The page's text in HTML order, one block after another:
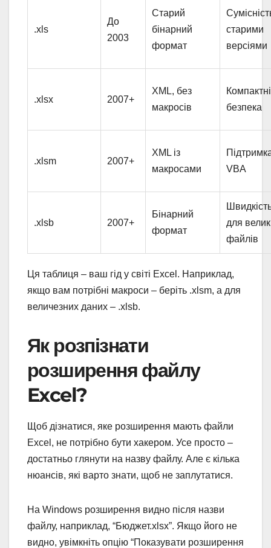
.xls
До
2003
Старий
бінарний
формат
старими
версіями
.xlsx 2007+
XML, без
макросів
безпека
.xlsm 2007+
XML із
макросами
VBA
.xlsb 2007+
Бінарний
формат
для
файлів
Ця таблиця – ваш гід у світі Excel. Наприклад,
якщо вам потрібні макроси – беріть .xlsm, а для
величезних даних – .xlsb.
Як розпізнати
розширення файлу
Excel?
Щоб дізнатися, яке розширення мають файли
Excel, не потрібно бути хакером. Усе просто –
достатньо глянути на назву файлу. Але є кілька
нюансів, які варто знати, щоб не заплутатися.
На Windows розширення видно після назви
файлу, наприклад, “Бюджет.xlsx”. Якщо його не
видно, увімкніть опцію “Показувати розширення